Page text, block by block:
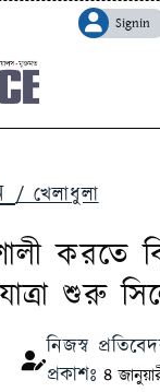
Signin
/ খেলাধুলা
করতে
যাত্রা শুরু
নিজস্ব
প্রকাশঃ ৪